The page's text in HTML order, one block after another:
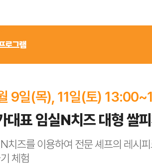
로그램
9일(목), 11일(토)
대표 임실N치즈 대형 쌀
치즈를 이용하여 전문 셰프의 레시
체험